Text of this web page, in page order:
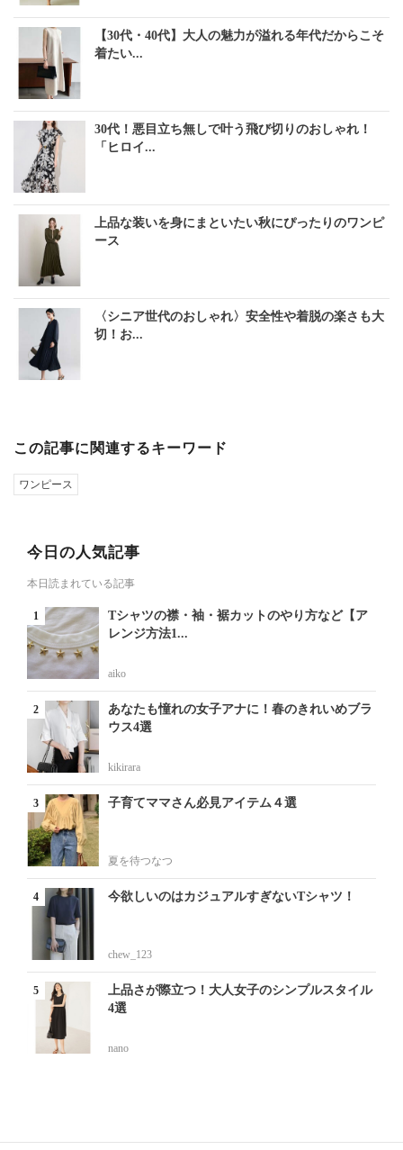
【30代・40代】大人の魅力が溢れる年代だからこそ
着たい...
30代！悪目立ち無しで叶う飛び切りのおしゃれ！
「ヒロイ...
上品な装いを身にまといたい秋にぴったりのワンピ
ース
〈シニア世代のおしゃれ〉安全性や着脱の楽さも大
切！お...
この記事に関連するキーワード
ワンピース
今日の人気記事
本日読まれている記事
Tシャツの襟・袖・裾カットのやり方など【ア
レンジ方法1...
aiko
あなたも憧れの女子アナに！春のきれいめブラ
ウス4選
kikirara
子育てママさん必見アイテム４選
夏を待つなつ
今欲しいのはカジュアルすぎないTシャツ！
chew_123
上品さが際立つ！大人女子のシンプルスタイル
4選
nano